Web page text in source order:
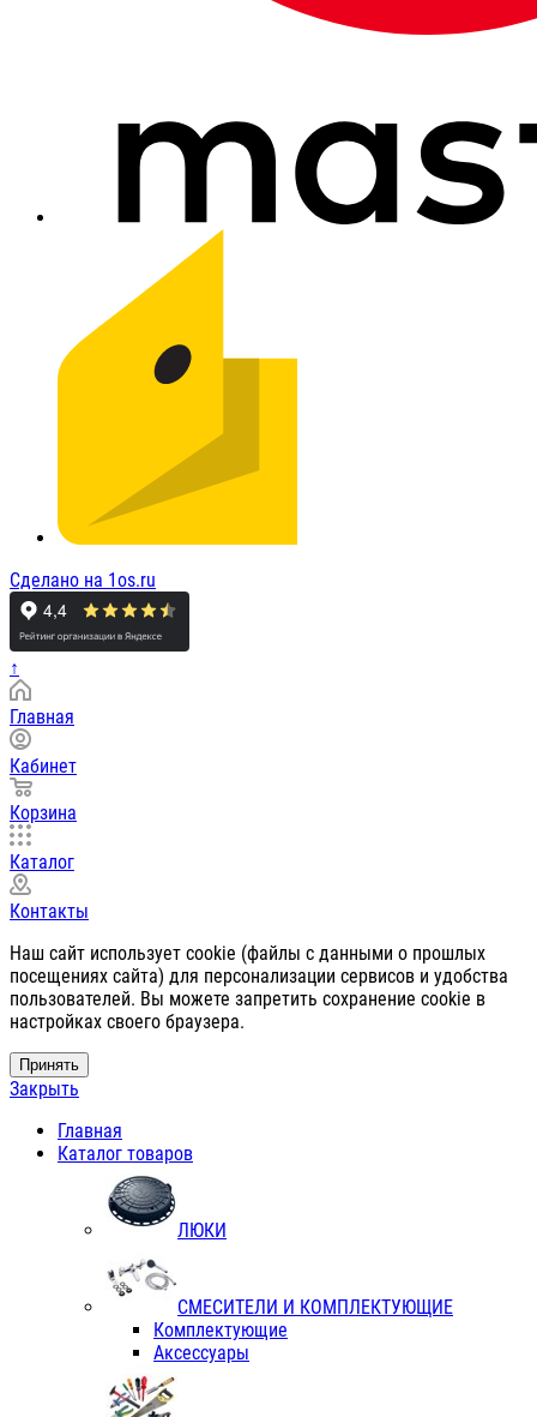
Сделано на 1os.ru
↑
Главная
Кабинет
Корзина
Каталог
Контакты
Наш сайт использует cookie (файлы с данными о прошлых
посещениях сайта) для персонализации сервисов и удобства
пользователей. Вы можете запретить сохранение cookie в
настройках своего браузера.
Принять
Закрыть
Главная
Каталог товаров
ЛЮКИ
СМЕСИТЕЛИ И КОМПЛЕКТУЮЩИЕ
Комплектующие
Аксессуары